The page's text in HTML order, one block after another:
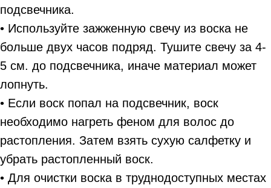
подсвечника.
• Используйте зажженную свечу из воска не
больше двух часов подряд. Тушите свечу за 4-
5 см. до подсвечника, иначе материал может
лопнуть.
• Если воск попал на подсвечник, воск
необходимо нагреть феном для волос до
растопления. Затем взять сухую салфетку и
убрать растопленный воск.
• Для очистки воска в труднодоступных местах